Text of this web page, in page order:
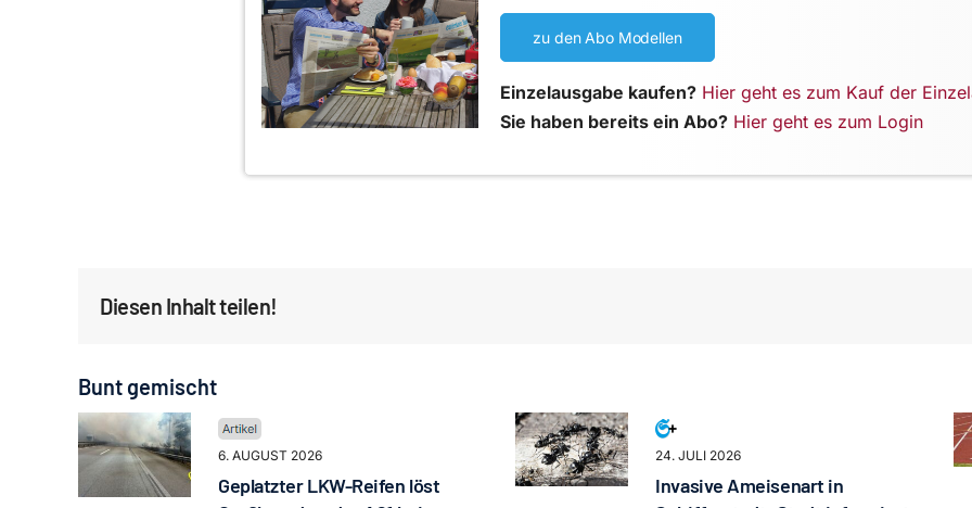
zu den Abo Modellen
Einzelausgabe kaufen? Hier geht es zum Kauf der
Sie haben bereits ein Abo? Hier geht es zum Login
Diesen Inhalt teilen!
Bunt gemischt
6. AUGUST 2026
Geplatzter LKW-Reifen löst
24. JULI 2026
Invasive Ameisenart in